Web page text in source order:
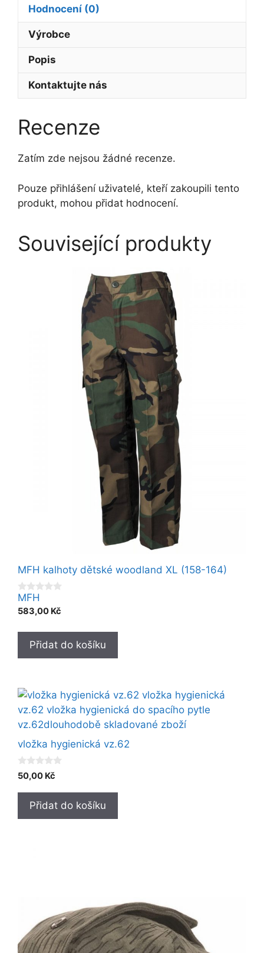
Hodnocení (0)
Výrobce
Popis
Kontaktujte nás
Recenze
Zatím zde nejsou žádné recenze.
Pouze přihlášení uživatelé, kteří zakoupili tento
produkt, mohou přidat hodnocení.
Související produkty
MFH kalhoty dětské woodland XL (158-164)
0
o
u
o
MFH
583,00 Kč
Přidat do košíku
vložka hygienická vz.62
0
o
5
50,00 Kč
Přidat do košíku